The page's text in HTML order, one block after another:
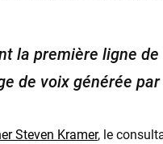
la première ligne de
de voix générée par
Steven Kramer, le